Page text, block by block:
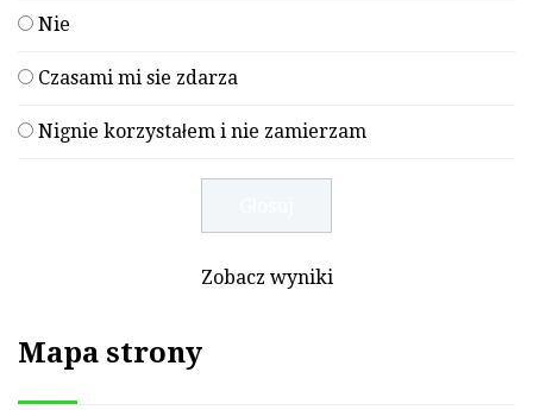
Nignie korzystałem i nie zamierzam
Zobacz wyniki
Mapa strony